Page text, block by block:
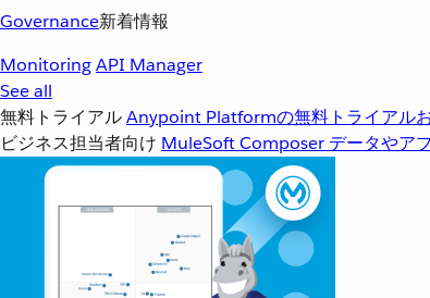
Governance新着情報
MonitoringAPI Manager
See all
無料トライアルAnypoint Platformの無料トライアル
ビジネス担当者向け MuleSoft Composer データやア